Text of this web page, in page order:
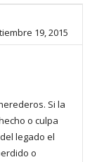
19, 2015
Si la
o culpa
legado el
o